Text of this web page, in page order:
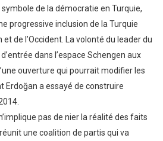
symbole de la démocratie en Turquie,
progressive inclusion de la Turquie
et de l’Occident. La volonté du leader du
dans l’espace Schengen aux
ouverture qui pourrait modifier les
Erdoğan a essayé de construire
pas de nier la réalité des faits
une coalition de partis qui va